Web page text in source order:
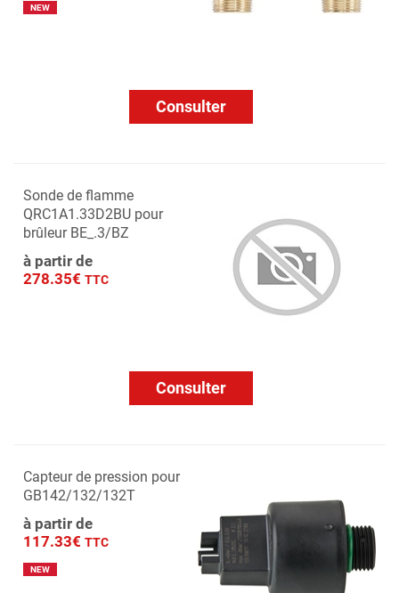
NEW
Consulter
Sonde de flamme
QRC1A1.33D2BU pour
brûleur BE_.3/BZ
à partir de
278.35€ TTC
Consulter
Capteur de pression pour
GB142/132/132T
à partir de
117.33€ TTC
NEW